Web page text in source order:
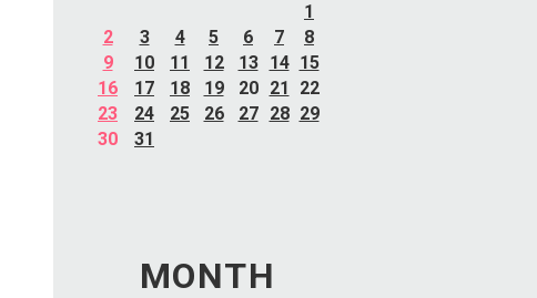
1
2
3 4 5 6 7
8
9
10 11 12 13 14 15
16
17 18 19 20 21
22
23
24 25 26 27 28 29
30
31
MONTH